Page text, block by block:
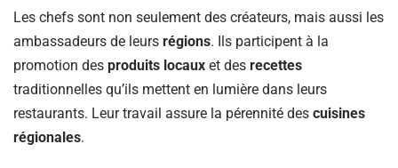
Les chefs sont non seulement des créateurs, mais aussi les
ambassadeurs de leurs régions. Ils participent à la
promotion des produits locaux et des recettes
traditionnelles qu’ils mettent en lumière dans leurs
restaurants. Leur travail assure la pérennité des cuisines
régionales.